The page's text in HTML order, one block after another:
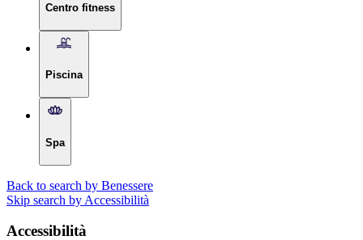
Centro fitness
Piscina
Spa
Back to search by Benessere
Skip search by Accessibilità
Accessibilità